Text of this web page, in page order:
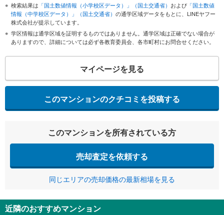
検索結果は 「国土数値情報（小学校区データ）」（国土交通省） および 「国土数値
情報（中学校区データ）」（国土交通省） の通学区域データをもとに、LINEヤフー
株式会社が提示しています。
学区情報は通学区域を証明するものではありません。通学区域は正確でない場合が
ありますので、詳細については必ず各教育委員会、各市町村にお問合せください。
マイページを見る
このマンションのクチコミを投稿する
このマンションを所有されている方
売却査定を依頼する
同じエリアの売却価格の最新相場を見る
近隣のおすすめマンション